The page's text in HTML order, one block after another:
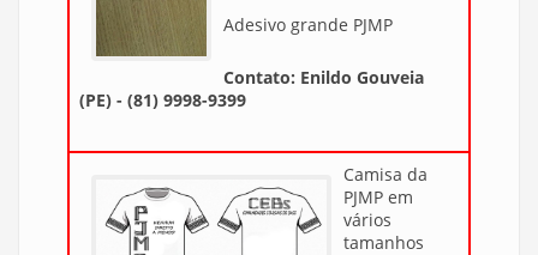
Adesivo grande PJMP
Contato: Enildo Gouveia
(PE) - (81) 9998-9399
Camisa da
PJMP em
vários
tamanhos